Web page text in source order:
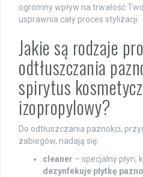
ogromny wpływ na trwałość
usprawnia cały proces stylizacji.
Jakie są rodzaje
odtłuszczania
spirytus
izopropylowy?
Do odtłuszczania paznokci,
zabiegów, nadają się:
cleaner – specjalny płyn,
dezynfekuje płytkę